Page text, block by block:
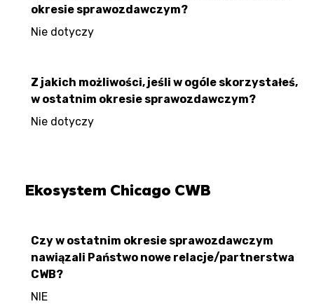
okresie sprawozdawczym?
Nie dotyczy
Z jakich możliwości, jeśli w ogóle skorzystałeś,
w ostatnim okresie sprawozdawczym?
Nie dotyczy
Ekosystem Chicago CWB
Czy w ostatnim okresie sprawozdawczym
nawiązali Państwo nowe relacje/partnerstwa
CWB?
NIE